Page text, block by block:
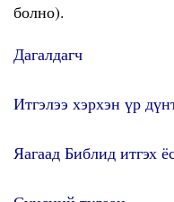
болно).
Дагалдагч
Итгэлээ хэрхэн үр
Яагаад Библид итгэх